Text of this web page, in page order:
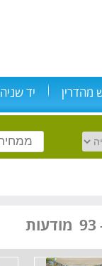
מהדרין יד שניה
93